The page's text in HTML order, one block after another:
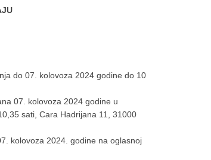
do 07. kolovoza 2024 godine do 10
07. kolovoza 2024 godine u
sati, Cara Hadrijana 11, 31000
kolovoza 2024. godine na oglasnoj